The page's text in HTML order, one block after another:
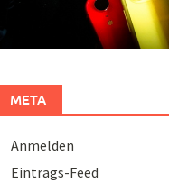
META
Anmelden
Eintrags-Feed